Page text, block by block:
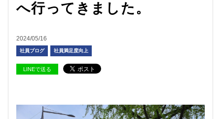
へ行ってきました。
2024/05/16
社員ブログ 社員満足度向上
LINEで送る